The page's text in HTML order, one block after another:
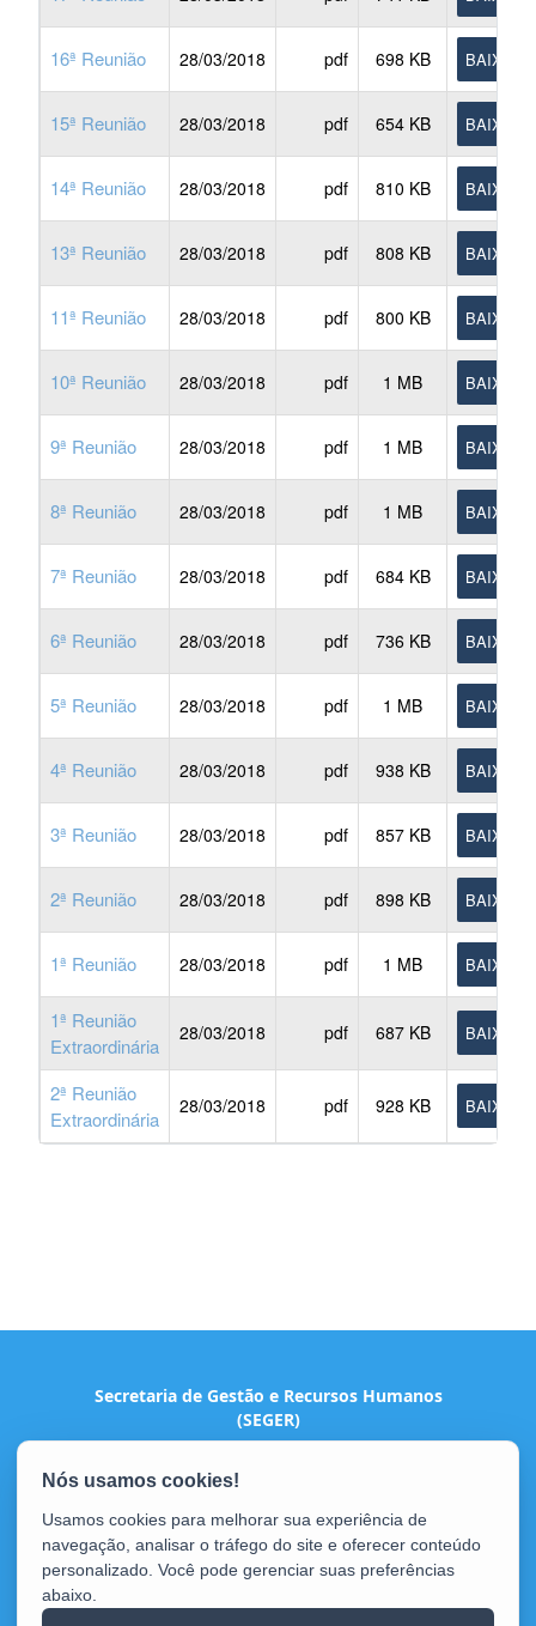
16ª Reunião 28/03/2018 pdf 698 KB BAIXAR
15ª Reunião 28/03/2018 pdf 654 KB BAIXAR
14ª Reunião 28/03/2018 pdf 810 KB BAIXAR
13ª Reunião 28/03/2018 pdf 808 KB BAIXAR
11ª Reunião 28/03/2018 pdf 800 KB BAIXAR
10ª Reunião 28/03/2018 pdf 1 MB BAIXAR
9ª Reunião 28/03/2018 pdf 1 MB BAIXAR
8ª Reunião 28/03/2018 pdf 1 MB BAIXAR
7ª Reunião 28/03/2018 pdf 684 KB BAIXAR
6ª Reunião 28/03/2018 pdf 736 KB BAIXAR
5ª Reunião 28/03/2018 pdf 1 MB BAIXAR
4ª Reunião 28/03/2018 pdf 938 KB BAIXAR
3ª Reunião 28/03/2018 pdf 857 KB BAIXAR
2ª Reunião 28/03/2018 pdf 898 KB BAIXAR
1ª Reunião 28/03/2018 pdf 1 MB BAIXAR
1ª Reunião
Extraordinária
28/03/2018 pdf 687 KB BAIXAR
2ª Reunião
Extraordinária
28/03/2018 pdf 928 KB BAIXAR
Secretaria de Gestão e Recursos Humanos
(SEGER)
CEP: 29045-160 - Vitória / ES
Tel.: (27) 3636-5201 / 3636-5202
Portal de
Usamos cookies para melhorar sua experiência de
navegação, analisar o tráfego do site e oferecer conteúdo
personalizado. Você pode gerenciar suas preferências
abaixo.